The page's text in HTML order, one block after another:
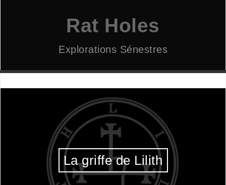
Rat Holes
Explorations Sénestres
La griffe de Lilith